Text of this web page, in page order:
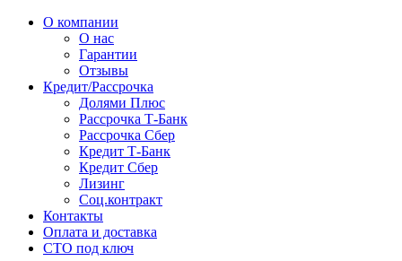
О компании
О нас
Гарантии
Отзывы
Кредит/Рассрочка
Долями Плюс
Рассрочка Т-Банк
Рассрочка Сбер
Кредит Т-Банк
Кредит Сбер
Лизинг
Соц.контракт
Контакты
Оплата и доставка
СТО под ключ